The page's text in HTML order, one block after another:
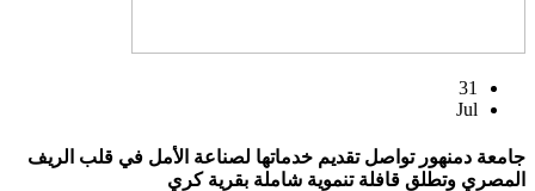
31
Jul
جامعة دمنهور تواصل تقديم خدماتها لصناعة الأمل في قلب الريف
المصري وتطلق قافلة تنموية شاملة بقرية كري